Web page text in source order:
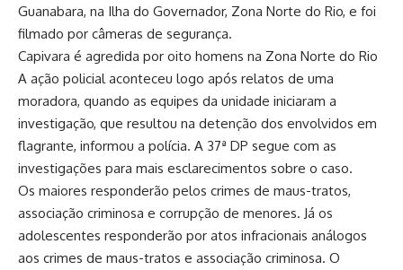
Guanabara, na Ilha do Governador, Zona Norte do Rio, e foi
filmado por câmeras de segurança.
Capivara é agredida por oito homens na Zona Norte do Rio
A ação policial aconteceu logo após relatos de uma
moradora, quando as equipes da unidade iniciaram a
investigação, que resultou na detenção dos envolvidos em
flagrante, informou a polícia. A 37ª DP segue com as
investigações para mais esclarecimentos sobre o caso.
Os maiores responderão pelos crimes de maus-tratos,
associação criminosa e corrupção de menores. Já os
adolescentes responderão por atos infracionais análogos
aos crimes de maus-tratos e associação criminosa. O